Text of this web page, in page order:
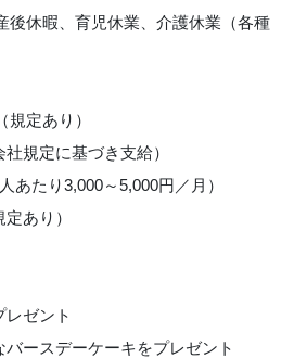
休暇、育児休業、介護休業（各種
定あり）
規定に基づき支給）
あたり3,000～5,000円／月）
あり）
ゼント
ースデーケーキをプレゼント